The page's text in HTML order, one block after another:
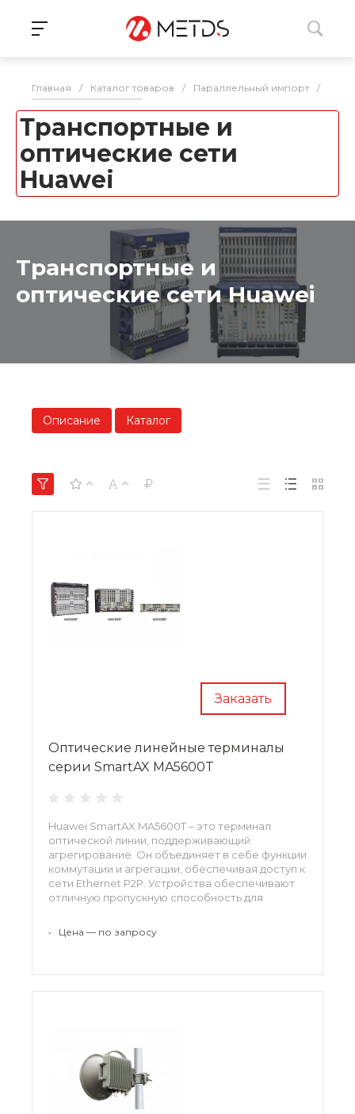
Главная / Каталог товаров / Параллельный импорт /
Транспортные и
оптические сети
Huawei
Транспортные и
оптические сети Huawei
Описание Каталог
Заказать
Оптические линейные терминалы
серии SmartAX MA5600T
Huawei SmartAX MA5600T – это терминал
оптической линии, поддерживающий
агрегирование. Он объединяет в себе функции
коммутации и агрегации, обеспечивая доступ к
сети Ethernet P2P. Устройства обеспечивают
отличную пропускную способность для
• Цена — по запросу